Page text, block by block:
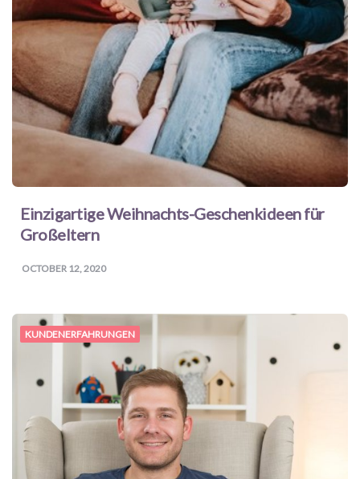
Einzigartige Weihnachts-Geschenkideen für
Großeltern
OCTOBER 12, 2020
KUNDENERFAHRUNGEN